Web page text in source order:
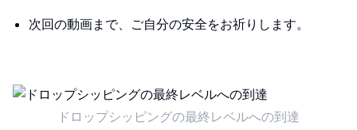
次回の動画まで、ご自分の安全をお祈りします。
ドロップシッピングの最終レベルへの到達